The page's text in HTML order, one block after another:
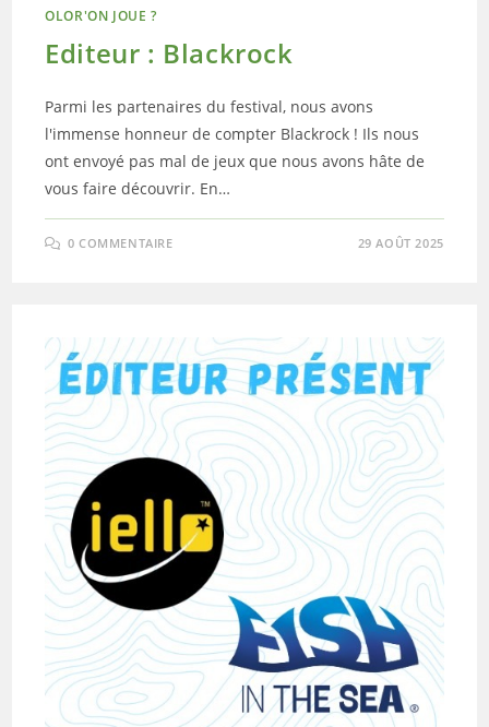
OLOR'ON JOUE ?
Editeur : Blackrock
Parmi les partenaires du festival, nous avons
l'immense honneur de compter Blackrock ! Ils nous
ont envoyé pas mal de jeux que nous avons hâte de
vous faire découvrir. En…
0 COMMENTAIRE 29 AOÛT 2025